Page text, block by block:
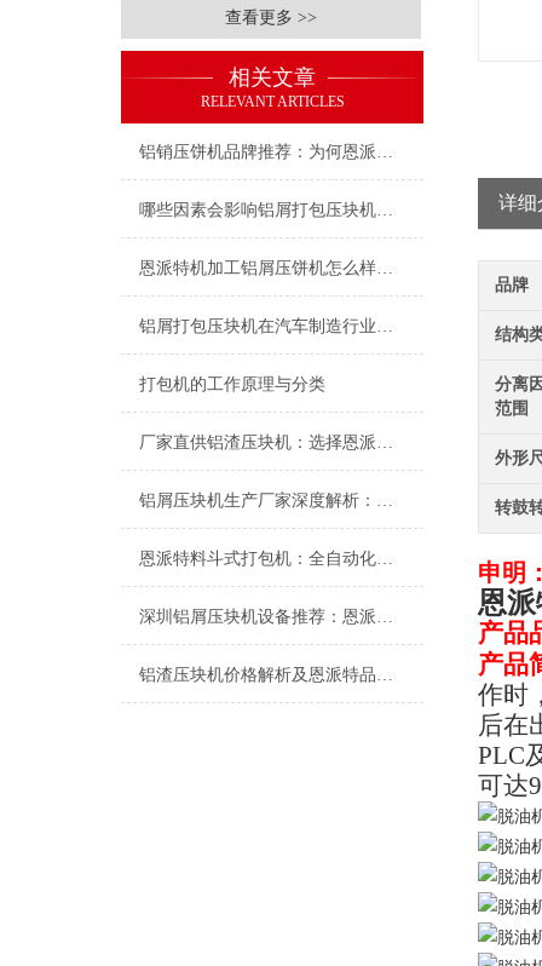
查看更多 >>
相关文章
RELEVANT ARTICLES
铝销压饼机品牌推荐：为何恩派特是您高效回收的优选
哪些因素会影响铝屑打包压块机的价格？——深度解析及品牌推荐
恩派特机加工铝屑压饼机怎么样？为什么它值得推荐？
铝屑打包压块机在汽车制造行业中的应用：恩派特品牌的提供贡献
打包机的工作原理与分类
厂家直供铝渣压块机：选择恩派特，让铝回收价值
铝屑压块机生产厂家深度解析：为何恩派特成为市场的信赖之选
恩派特料斗式打包机：全自动化紧实打包电池铝壳废料
深圳铝屑压块机设备推荐：恩派特压饼机的性能
铝渣压块机价格解析及恩派特品牌推荐
详细
品牌
结构
分离
范围
外形
转鼓
申明
恩
产品
产品
作时
后在
PLC
可达